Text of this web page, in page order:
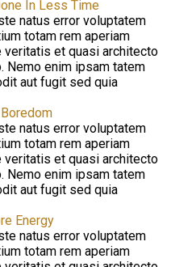
In Less Time
natus error voluptatem
totam rem aperiam
veritatis et quasi architecto
Nemo enim ipsam tatem
aut fugit sed quia
natus error voluptatem
totam rem aperiam
veritatis et quasi architecto
Nemo enim ipsam tatem
aut fugit sed quia
Energy
natus error voluptatem
totam rem aperiam